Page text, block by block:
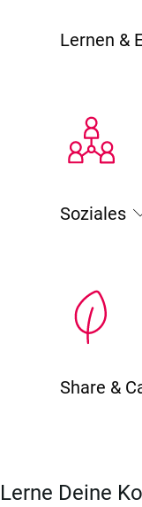
Lernen &
Soziales
Share &
Lerne Deine